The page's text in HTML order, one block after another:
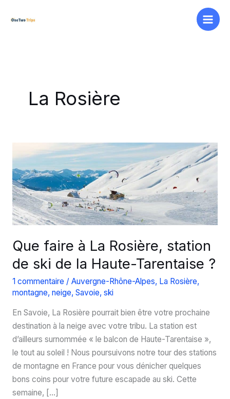
La Rosière
Que faire à La Rosière, station
de ski de la Haute-Tarentaise ?
1 commentaire / Auvergne-Rhône-Alpes, La Rosière,
montagne, neige, Savoie, ski
En Savoie, La Rosière pourrait bien être votre prochaine
destination à la neige avec votre tribu. La station est
d’ailleurs surnommée « le balcon de Haute-Tarentaise »,
le tout au soleil ! Nous poursuivons notre tour des stations
de montagne en France pour vous dénicher quelques
bons coins pour votre future escapade au ski. Cette
semaine, […]